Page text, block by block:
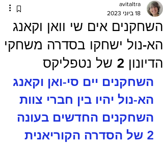
השחקנים אים שי וואן וקאנג
הא-נול ישחקו בסדרה משחקי
הדיונון 2 של נטפליקס
avitaltra
18 ביוני 2023
השחקנים יים סי-ואן וקאנג
הא-נול יהיו בין חברי צוות
השחקנים החדשים בעונה
2 של הסדרה הקוריאנית